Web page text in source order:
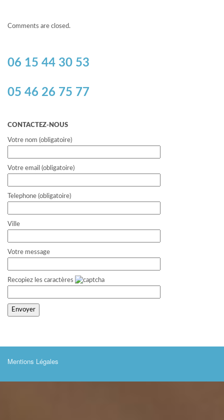
Comments are closed.
06 15 44 30 53
05 46 26 75 77
CONTACTEZ-NOUS
Votre nom (obligatoire)
Votre email (obligatoire)
Telephone (obligatoire)
Ville
Votre message
Recopiez les caractères
Mentions Légales